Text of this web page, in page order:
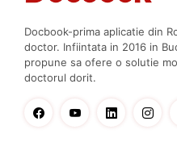
Docbook-prima aplicatie din
doctor. Infiintata in 2016 in
propune sa ofere o solutie
doctorul dorit.